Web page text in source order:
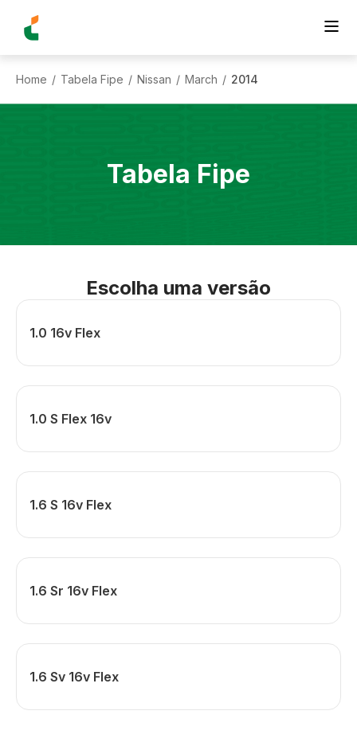
Home / Tabela Fipe / Nissan / March / 2014
Tabela Fipe
Escolha uma versão
1.0 16v Flex
1.0 S Flex 16v
1.6 S 16v Flex
1.6 Sr 16v Flex
1.6 Sv 16v Flex